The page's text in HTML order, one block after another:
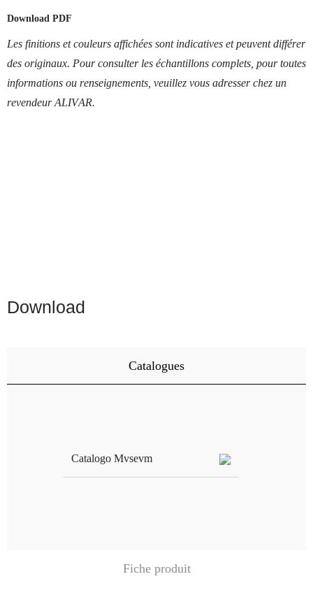
Download PDF
Les finitions et couleurs affichées sont indicatives et peuvent différer
des originaux. Pour consulter les échantillons complets, pour toutes
informations ou renseignements, veuillez vous adresser chez un
revendeur ALIVAR.
Download
Catalogues
Catalogo Mvsevm
Fiche produit